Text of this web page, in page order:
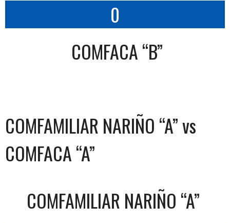
0
COMFACA “B”
COMFAMILIAR NARIÑO “A” vs
COMFACA “A”
COMFAMILIAR NARIÑO “A”